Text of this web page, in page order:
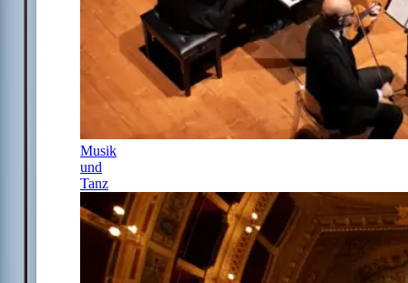
Musik
und
Tanz